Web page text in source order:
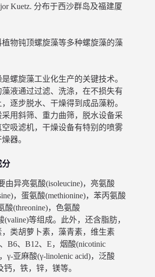
Kuetz. 分布于西沙群岛及福建厦
植物钝顶螺旋藻等多种螺旋藻的藻
螺旋藻工业化生产的关键技术。
液通过过滤、洗涤，在不损失有
逐步脱水、干燥得到成品藻粉。
用斜筛、重力曲筛，脱水设备采
吸滤机，干燥设备有特别的喷雾
器。
分
由异亮氨酸(isoleucine)，亮氨酸
，蛋氨酸(methionine)，苯丙氨酸
酸(threonine)，色氨酸
(valine)等组成。此外，还含脂肪，
类胡萝卜素，藻青素，维生素
B6、B12、E，烟酸(nicotinic
γ-亚麻酸(γ-linolenic acid)，泛酸
钙，铁，锌，镁等。